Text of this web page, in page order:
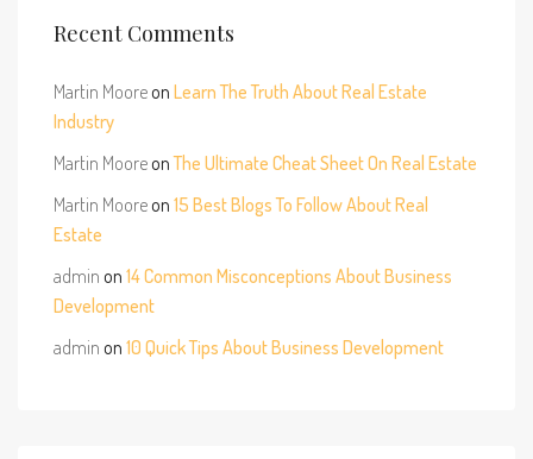
Recent Comments
Martin Mooreon Learn The Truth About Real Estate
Industry
Martin MooreonThe Ultimate Cheat Sheet On Real Estate
Martin Mooreon 15 Best Blogs To Follow About Real
Estate
admin on 14 Common Misconceptions About Business
Development
admin on 10 Quick Tips About Business Development